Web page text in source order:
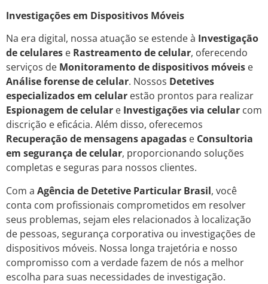
Investigações em Dispositivos Móveis
Na era digital, nossa atuação se estende à Investigação
de celulares e Rastreamento de celular, oferecendo
serviços de Monitoramento de dispositivos móveis e
Análise forense de celular. Nossos Detetives
especializados em celular estão prontos para realizar
Espionagem de celular e Investigações via celular com
discrição e eficácia. Além disso, oferecemos
Recuperação de mensagens apagadas e Consultoria
em segurança de celular, proporcionando soluções
completas e seguras para nossos clientes.
Com a Agência de Detetive Particular Brasil, você
conta com profissionais comprometidos em resolver
seus problemas, sejam eles relacionados à localização
de pessoas, segurança corporativa ou investigações de
dispositivos móveis. Nossa longa trajetória e nosso
compromisso com a verdade fazem de nós a melhor
escolha para suas necessidades de investigação.